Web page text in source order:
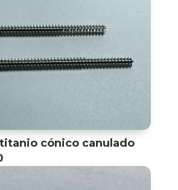
cónico canulado